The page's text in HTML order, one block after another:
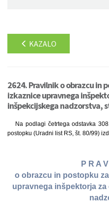
KAZALO
2624. Pravilnik o obrazcu in
izkaznice upravnega
inšpekcijskega nadzorstva,
Na podlagi četrtega odstavka
postopku (Uradni list RS, št. 80/99)
P R A
o obrazcu in postopku
upravnega inšpektorja